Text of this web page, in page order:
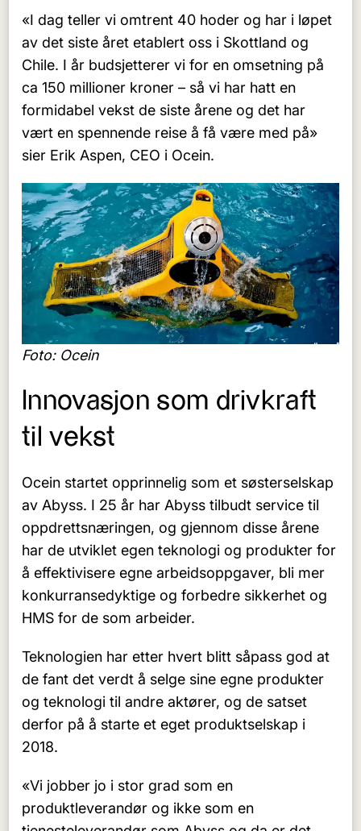
«I dag teller vi omtrent 40 hoder og har i løpet
av det siste året etablert oss i Skottland og
Chile. I år budsjetterer vi for en omsetning på
ca 150 millioner kroner – så vi har hatt en
formidabel vekst de siste årene og det har
vært en spennende reise å få være med på»
sier Erik Aspen, CEO i Ocein.
Foto: Ocein
Innovasjon som drivkraft
til vekst
Ocein startet opprinnelig som et søsterselskap
av Abyss. I 25 år har Abyss tilbudt service til
oppdrettsnæringen, og gjennom disse årene
har de utviklet egen teknologi og produkter for
å effektivisere egne arbeidsoppgaver, bli mer
konkurransedyktige og forbedre sikkerhet og
HMS for de som arbeider.
Teknologien har etter hvert blitt såpass god at
de fant det verdt å selge sine egne produkter
og teknologi til andre aktører, og de satset
derfor på å starte et eget produktselskap i
2018.
«Vi jobber jo i stor grad som en
produktleverandør og ikke som en